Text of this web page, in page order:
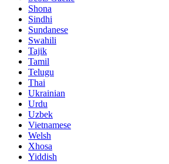
Shona
Sindhi
Sundanese
Swahili
Tajik
Tamil
Telugu
Thai
Ukrainian
Urdu
Uzbek
Vietnamese
Welsh
Xhosa
Yiddish